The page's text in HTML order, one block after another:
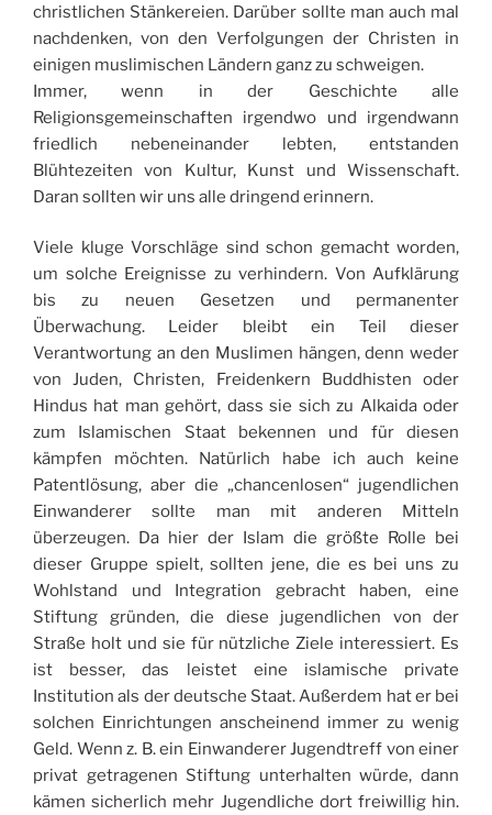
christlichen Stänkereien. Darüber sollte man auch mal
nachdenken, von den Verfolgungen der Christen in
einigen muslimischen Ländern ganz zu schweigen.
Immer, wenn in der Geschichte alle
Religionsgemeinschaften irgendwo und irgendwann
friedlich nebeneinander lebten, entstanden
Blühtezeiten von Kultur, Kunst und Wissenschaft.
Daran sollten wir uns alle dringend erinnern.
Viele kluge Vorschläge sind schon gemacht worden,
um solche Ereignisse zu verhindern. Von Aufklärung
bis zu neuen Gesetzen und permanenter
Überwachung. Leider bleibt ein Teil dieser
Verantwortung an den Muslimen hängen, denn weder
von Juden, Christen, Freidenkern Buddhisten oder
Hindus hat man gehört, dass sie sich zu Alkaida oder
zum Islamischen Staat bekennen und für diesen
kämpfen möchten. Natürlich habe ich auch keine
Patentlösung, aber die „chancenlosen“ jugendlichen
Einwanderer sollte man mit anderen Mitteln
überzeugen. Da hier der Islam die größte Rolle bei
dieser Gruppe spielt, sollten jene, die es bei uns zu
Wohlstand und Integration gebracht haben, eine
Stiftung gründen, die diese jugendlichen von der
Straße holt und sie für nützliche Ziele interessiert. Es
ist besser, das leistet eine islamische private
Institution als der deutsche Staat. Außerdem hat er bei
solchen Einrichtungen anscheinend immer zu wenig
Geld. Wenn z. B. ein Einwanderer Jugendtreff von einer
privat getragenen Stiftung unterhalten würde, dann
kämen sicherlich mehr Jugendliche dort freiwillig hin.